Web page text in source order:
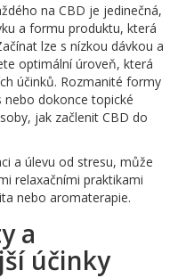
na CBD je jedinečná,
a formu produktu, která
lze s nízkou dávkou a
optimální úroveň, která
účinků. Rozmanité formy
nebo dokonce topické
jak začlenit CBD do
a úlevu od stresu, může
relaxačními praktikami
nebo aromaterapie.
a
účinky